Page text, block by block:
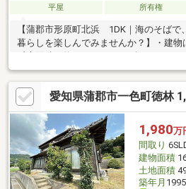
平屋 所有権
【蒲郡市形原町北浜 1DK｜海のそばで
暮らしを楽しんでみませんか？】・建物
延床面積は約54.02㎡（16.34坪）とコン
での暮らしにおすすめ。DIYやリノベー
ります◎・最寄り駅は名鉄蒲郡線「三河
通勤・通学にも利用できる距離感です。
のため、休日には散歩やジョギングを
らしが楽しめます！
愛知県蒲郡市一色町徳林
1,980万
間取り
建物面積
土地面積
築年月